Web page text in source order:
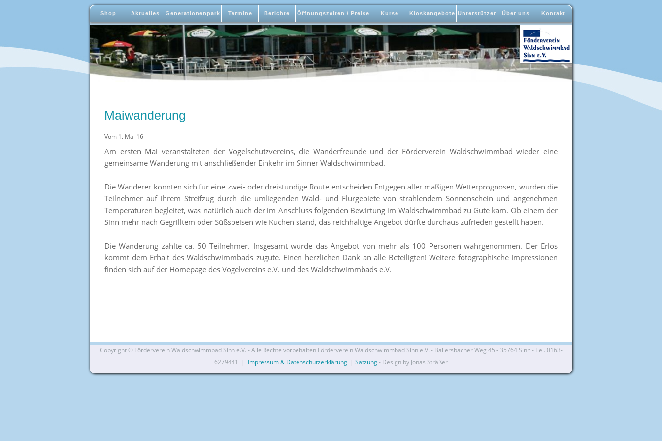
Shop Aktuelles Generationenpark Termine Berichte Öffnungszeiten / Preise Kurse Kioskangebote Unterstützer Über uns Kontakt
Maiwanderung
Vom 1. Mai 16
Am ersten Mai veranstalteten der Vogelschutzvereins, die Wanderfreunde und der Förderverein Waldschwimmbad wieder eine
gemeinsame Wanderung mit anschließender Einkehr im Sinner Waldschwimmbad.
Die Wanderer konnten sich für eine zwei- oder dreistündige Route entscheiden.Entgegen aller mäßigen Wetterprognosen, wurden die
Teilnehmer auf ihrem Streifzug durch die umliegenden Wald- und Flurgebiete von strahlendem Sonnenschein und angenehmen
Temperaturen begleitet, was natürlich auch der im Anschluss folgenden Bewirtung im Waldschwimmbad zu Gute kam. Ob einem der
Sinn mehr nach Gegrilltem oder Süßspeisen wie Kuchen stand, das reichhaltige Angebot dürfte durchaus zufrieden gestellt haben.
Die Wanderung zählte ca. 50 Teilnehmer. Insgesamt wurde das Angebot von mehr als 100 Personen wahrgenommen. Der Erlös
kommt dem Erhalt des Waldschwimmbads zugute. Einen herzlichen Dank an alle Beteiligten! Weitere fotographische Impressionen
finden sich auf der Homepage des Vogelvereins e.V. und des Waldschwimmbads e.V.
Copyright © Förderverein Waldschwimmbad Sinn e.V. - Alle Rechte vorbehalten Förderverein Waldschwimmbad Sinn e.V. - Ballersbacher Weg 45 - 35764 Sinn - Tel. 0163-
6279441 | Impressum & Datenschutzerklärung | Satzung- Design by Jonas Sträßer